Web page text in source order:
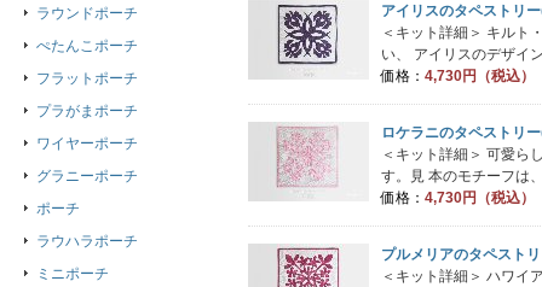
アイリスのタペストリ
＜キット詳細＞ キルト
い、 アイリスのデザイ
価格： 4,730円（税込）
ロケラニのタペストリ
＜キット詳細＞ 可愛ら
す。見 本のモチーフは
価格： 4,730円（税込）
プルメリアのタペスト
＜キット詳細＞ ハワイ
ラウンドポーチ
ぺたんこポーチ
フラットポーチ
プラがまポーチ
ワイヤーポーチ
グラニーポーチ
ポーチ
ラウハラポーチ
ミニポーチ